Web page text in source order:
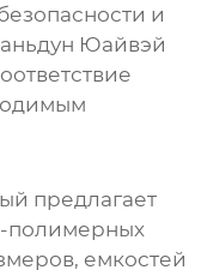
и
Юайвэй
предлагает
полимерных
емкостей